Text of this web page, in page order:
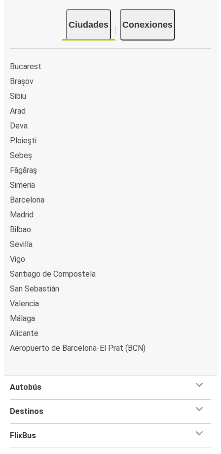
posible pagar en efectivo a bordo o en un punto de venta.
Ciudades Conexiones
Bucarest
Brașov
Sibiu
Arad
Deva
Ploieşti
Sebeș
Făgăraş
Simeria
Barcelona
Madrid
Bilbao
Sevilla
Vigo
Santiago de Compostela
San Sebastián
Valencia
Málaga
Alicante
Aeropuerto de Barcelona-El Prat (BCN)
Autobús
Destinos
FlixBus